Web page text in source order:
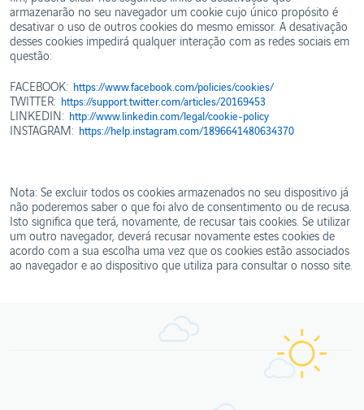
armazenarão no seu navegador um cookie cujo único propósito é
desativar o uso de outros cookies do mesmo emissor. A desativação
desses cookies impedirá qualquer interação com as redes sociais em
questão:
FACEBOOK: https://www.facebook.com/policies/cookies/
TWITTER: https://support.twitter.com/articles/20169453
LINKEDIN: http://www.linkedin.com/legal/cookie-policy
INSTAGRAM: https://help.instagram.com/1896641480634370
Nota: Se excluir todos os cookies armazenados no seu dispositivo já
não poderemos saber o que foi alvo de consentimento ou de recusa.
Isto significa que terá, novamente, de recusar tais cookies. Se utilizar
um outro navegador, deverá recusar novamente estes cookies de
acordo com a sua escolha uma vez que os cookies estão associados
ao navegador e ao dispositivo que utiliza para consultar o nosso site.